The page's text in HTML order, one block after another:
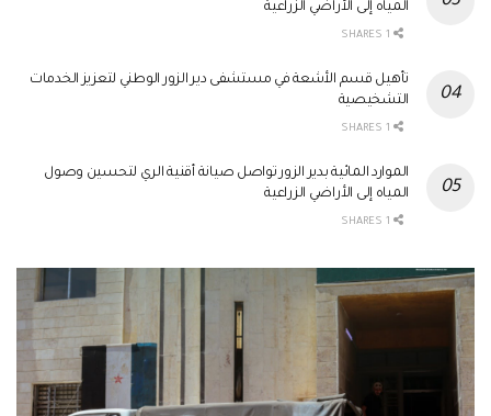
المياه إلى الأراضي الزراعية
تأهيل قسم الأشعة في مستشفى دير الزور الوطني لتعزيز الخدمات
التشخيصية
الموارد المائية بدير الزور تواصل صيانة أقنية الري لتحسين وصول
المياه إلى الأراضي الزراعية